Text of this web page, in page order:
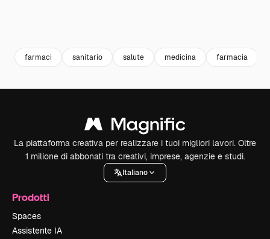
farmaci sanitario salute medicina farmacia
La piattaforma creativa per realizzare i tuoi migliori lavori. Oltre
1 milione di abbonati tra creativi, imprese, agenzie e studi.
Italiano
Prodotti
Spaces
Assistente IA